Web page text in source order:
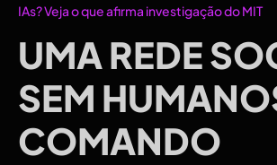
IAs? Veja o que afirma investigação do MIT
UMA REDE
SEM
COMANDO